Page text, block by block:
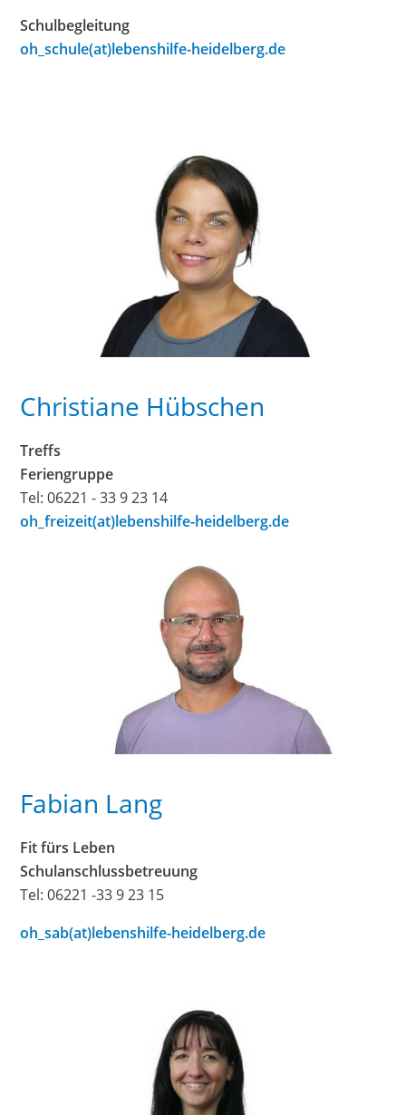
Schulbegleitung
oh_schule(at)lebenshilfe-heidelberg.de
Christiane Hübschen
Treffs
Feriengruppe
Tel: 06221 - 33 9 23 14
oh_freizeit(at)lebenshilfe-heidelberg.de
Fabian Lang
Fit fürs Leben
Schulanschlussbetreuung
Tel: 06221 -33 9 23 15
oh_sab(at)lebenshilfe-heidelberg.de